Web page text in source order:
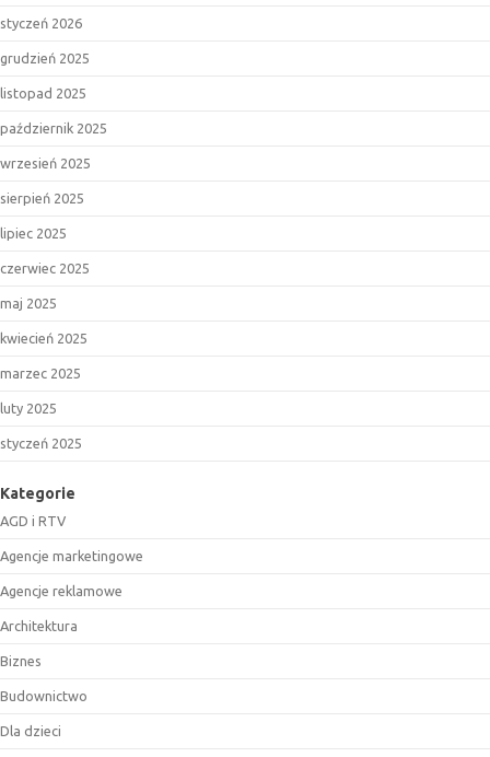
styczeń 2026
grudzień 2025
listopad 2025
październik 2025
wrzesień 2025
sierpień 2025
lipiec 2025
czerwiec 2025
maj 2025
kwiecień 2025
marzec 2025
luty 2025
styczeń 2025
Kategorie
AGD i RTV
Agencje marketingowe
Agencje reklamowe
Architektura
Biznes
Budownictwo
Dla dzieci